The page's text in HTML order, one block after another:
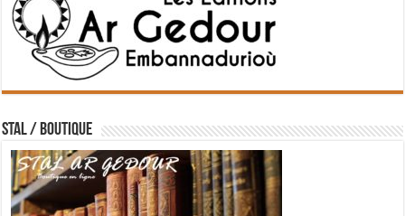
STAL / BOUTIQUE